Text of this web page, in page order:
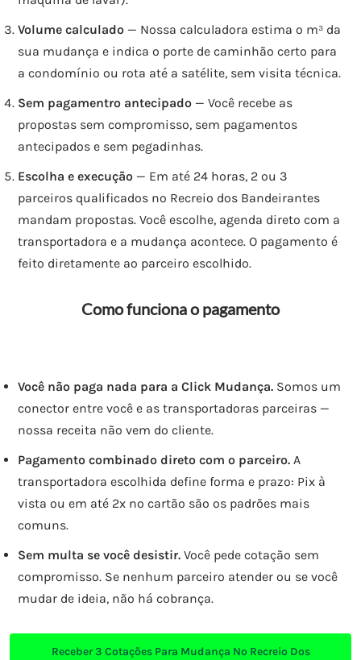
Volume calculado — Nossa calculadora estima o m³ da
sua mudança e indica o porte de caminhão certo para
a condomínio ou rota até a satélite, sem visita técnica.
Sem pagamentro antecipado — Você recebe as
propostas sem compromisso, sem pagamentos
antecipados e sem pegadinhas.
Escolha e execução — Em até 24 horas, 2 ou 3
parceiros qualificados no Recreio dos Bandeirantes
mandam propostas. Você escolhe, agenda direto com a
transportadora e a mudança acontece. O pagamento é
feito diretamente ao parceiro escolhido.
Como funciona o pagamento
Você não paga nada para a Click Mudança. Somos um
conector entre você e as transportadoras parceiras —
nossa receita não vem do cliente.
Pagamento combinado direto com o parceiro. A
transportadora escolhida define forma e prazo: Pix à
vista ou em até 2x no cartão são os padrões mais
comuns.
Sem multa se você desistir. Você pede cotação sem
compromisso. Se nenhum parceiro atender ou se você
mudar de ideia, não há cobrança.
Receber3 CotaçõesPara Mudança No Recreio Dos